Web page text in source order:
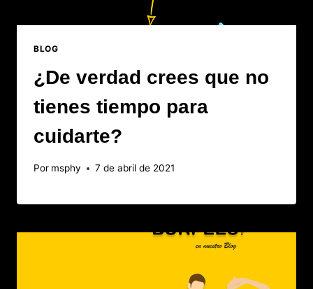
BLOG
¿De verdad crees que no
tienes tiempo para
cuidarte?
Por msphy 7 de abril de 2021